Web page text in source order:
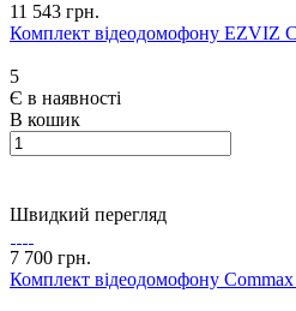
11 543 грн.
Комплект відеодомофону EZVIZ
5
Є в наявності
В кошик
Швидкий перегляд
7 700 грн.
Комплект відеодомофону